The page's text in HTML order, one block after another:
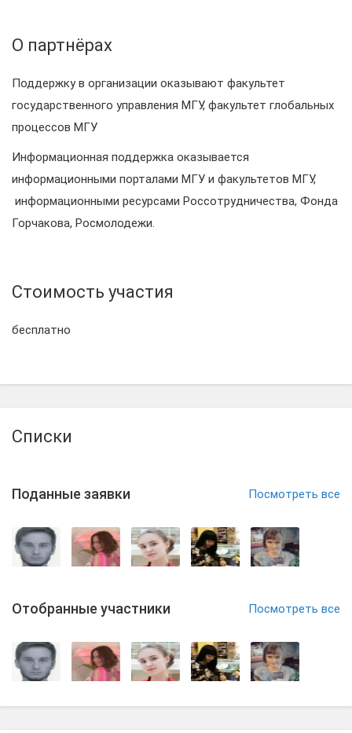
О партнёрах
Поддержку в организации оказывают факультет
государственного управления МГУ, факультет глобальных
процессов МГУ
Информационная поддержка оказывается
информационными порталами МГУ и факультетов МГУ,
информационными ресурсами Россотрудничества, Фонда
Горчакова, Росмолодежи.
Стоимость участия
бесплатно
Списки
Поданные заявки Посмотреть все
Отобранные участники Посмотреть все